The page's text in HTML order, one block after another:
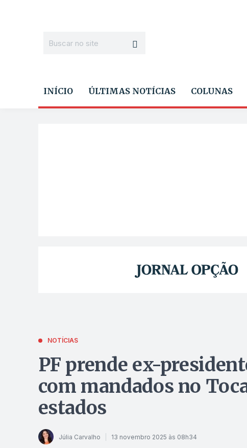
INÍCIO ÚLTIMAS NOTÍCIAS COLUNAS
NOTÍCIAS
PF prende ex-
com mandados no
estados
Júlia Carvalho 13 novembro 2025 às 08h34